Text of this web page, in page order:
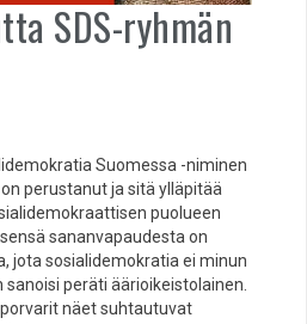
SDS-ryhmän
Suomessa -niminen
perustanut ja sitä ylläpitää
puolueen
sananvapaudesta on
jota sosialidemokratia ei minun
peräti äärioikeistolainen.
näet suhtautuvat